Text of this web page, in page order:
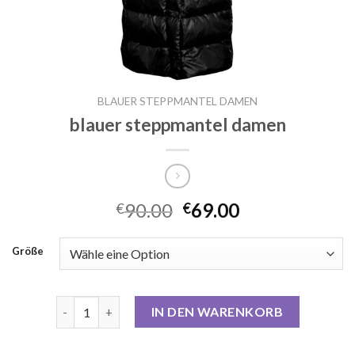
BLAUER STEPPMANTEL DAMEN
blauer steppmantel damen
€90.00 €69.00
Größe
blauer steppmantel damen Menge
IN DEN WARENKORB